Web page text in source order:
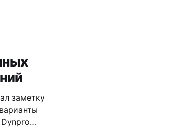
заметку